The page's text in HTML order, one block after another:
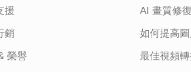
援
銷
榮譽
AI 畫質修
如何提高
最佳視頻